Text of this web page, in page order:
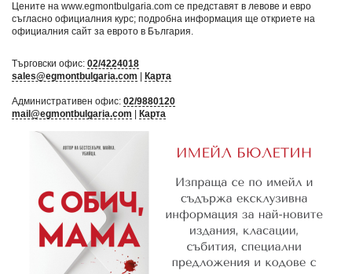
Цените на www.egmontbulgaria.com се представят в левове и евро
съгласно официалния курс; подробна информация ще откриете на
официалния сайт за еврото в България
Търговски офис: 02/4224018
sales@egmontbulgaria.com
Карта
Административен офис: 02/9880120
mail@egmontbulgaria.com
Карта